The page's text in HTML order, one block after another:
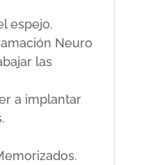
espejo.
Neuro
las
a implantar